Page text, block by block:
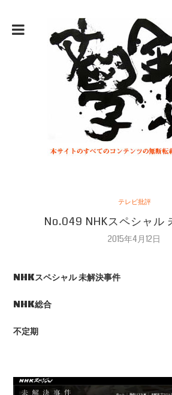
テレビ批評
No.049 NHKスペシャル
2015年4月12日
NHKスペシャル未解決事件
NHK総合
不定期